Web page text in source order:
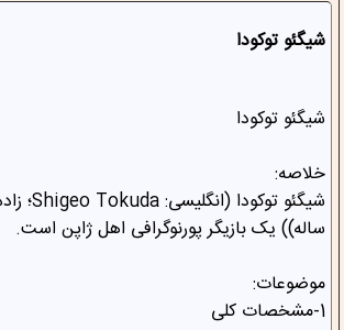
شیگئو توکودا
شیگئو توکودا
خلاصه:
ساله)) یک بازیگر پورنوگرافی اهل ژاپن است.
موضوعات:
1-مشخصات کلی